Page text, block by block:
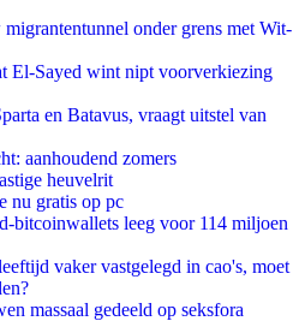
onder grens met Wit-
El-Sayed wint nipt voorverkiezing
en Batavus, vraagt uitstel van
aanhoudend zomers
heuvelrit
nu gratis op pc
bitcoinwallets leeg voor 114 miljoen
vaker vastgelegd in cao's, moet
massaal gedeeld op seksfora